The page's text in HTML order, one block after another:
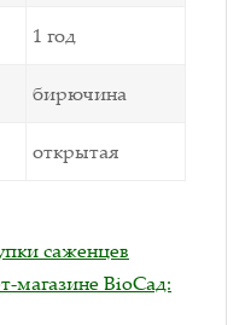
1 год
бирючина
открытая
саженцев
магазине BioСад: